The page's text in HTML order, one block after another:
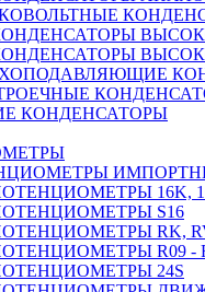
КОНДЕНСАТОРЫ
16K,
S16
RK,
R09 -
24S